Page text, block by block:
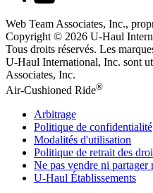
Web Team Associates, Inc.,
Copyright © 2026 U-Haul
Tous droits réservés. Les
U-Haul International, Inc. sont
Associates, Inc.
Air-Cushioned Ride®
Arbitrage
Politique de confidentialité
Modalités d'utilisation
Politique de retrait des
Ne pas vendre ni partager
U-Haul Établissements